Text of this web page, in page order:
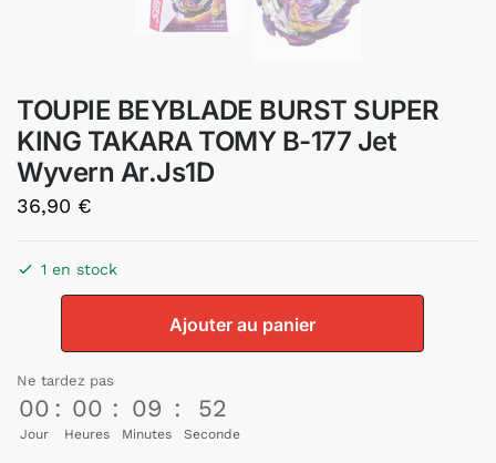
TOUPIE BEYBLADE BURST SUPER
KING TAKARA TOMY B-177 Jet
Wyvern Ar.Js1D
36,90 €
1 en stock
Ajouter au panier
Ne tardez pas
00
Jour
: 00
Heures
: 09
Minutes
: 52
Seconde